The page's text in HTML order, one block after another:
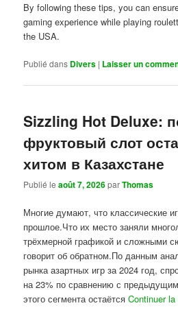
By following these tips, you can
gaming experience while playing
the USA.
Publié dans Divers | Laisser un
Sizzling Hot Deluxe:
фруктовый слот
хитом в Казахстане
Publié leaoût 7, 2026parThomas
Многие думают, что классические
прошлое.Что их место заняли
трёхмерной графикой и сложными
говорит об обратном.По данным
рынка азартных игр за 2024 год,
на 23% по сравнению с
этого сегмента остаётсяContinuer